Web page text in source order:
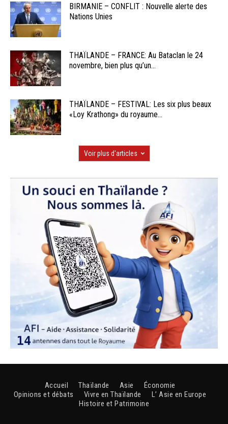
BIRMANIE – CONFLIT : Nouvelle alerte des
Nations Unies
THAÏLANDE – FRANCE: Au Bataclan le 24
novembre, bien plus qu’un...
THAÏLANDE – FESTIVAL: Les six plus beaux
«Loy Krathong» du royaume...
Voir plus d'articles
Accueil Thaïlande Asie
Économie
Opinions et débats
Vivre en Thaïlande
L’ Asie en Europe
Histoire et Patrimoine